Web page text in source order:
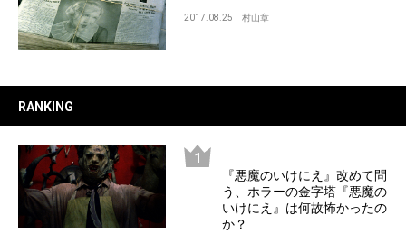
2017.08.25 村山章
RANKING
『悪魔のいけにえ』改めて問
う、ホラーの金字塔『悪魔の
いけにえ』は何故怖かったの
か？